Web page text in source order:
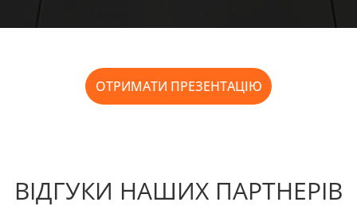
ОТРИМАТИ ПРЕЗЕНТАЦІЮ
ВІДГУКИ НАШИХ ПАРТНЕРІВ